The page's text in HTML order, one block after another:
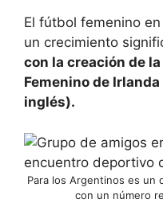
El fútbol femenino
un crecimiento
con la creación de
Femenino de
inglés).
Para los Argentinos es
con un número